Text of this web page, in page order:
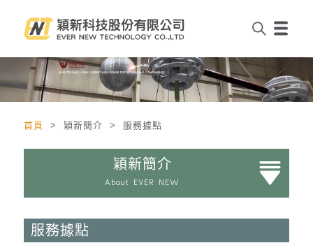
首頁 > 穎新簡介 > 服務據點
穎新簡介
About EVER NEW
服務據點